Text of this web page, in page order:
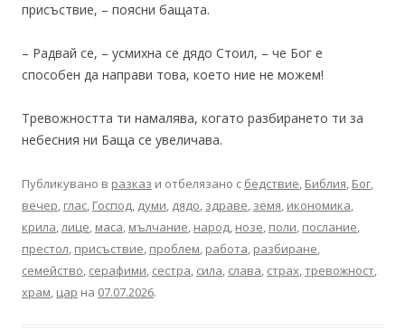
присъствие, – поясни бащата.
– Радвай се, – усмихна се дядо Стоил, – че Бог е
способен да направи това, което ние не можем!
Тревожността ти намалява, когато разбирането ти за
небесния ни Баща се увеличава.
Публикувано в разказ и отбелязано с бедствие, Библия, Бог,
вечер, глас, Господ, думи, дядо, здраве, земя, икономика,
крила,лице, маса, мълчание, народ, нозе, поли, послание,
престол, присъствие, проблем, работа, разбиране,
семейство, серафими, сестра, сила, слава, страх,тревожност,
храм, цар на 07.07.2026.